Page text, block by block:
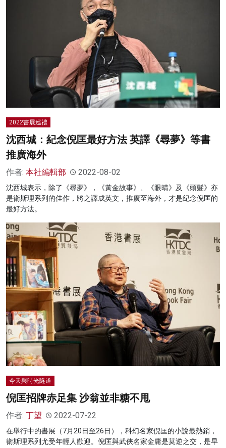
2022書展巡禮
沈西城：紀念倪匡最好方法 英譯《尋夢》等書
推廣海外
作者: 本社編輯部 2022-08-02
沈西城表示，除了《尋夢》，《黃金故事》、《眼晴》及《頭髮》亦
是衛斯理系列的佳作，將之譯成英文，推廣至海外，才是紀念倪匡的
最好方法。
今天與時光隧道
倪匡招牌赤足集 沙翁並非糖不甩
作者: 丁望 2022-07-22
在舉行中的書展（7月20日至26日），科幻名家倪匡的小說最熱銷，
衛斯理系列尤受年輕人歡迎。倪匡與武俠名家金庸是莫逆之交，是早